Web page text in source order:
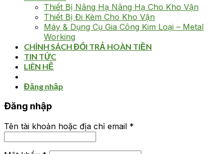
Thiết Bị Nâng Hạ Nâng Hạ Cho Kho Vận
Thiết Bị Đi Kèm Cho Kho Vận
Máy & Dụng Cụ Gia Công Kim Loại – Metal
Working
CHÍNH SÁCH ĐỔI TRẢ HOÀN TIỀN
TIN TỨC
LIÊN HỆ
Đăng nhập
Đăng nhập
Tên tài khoản hoặc địa chỉ email *